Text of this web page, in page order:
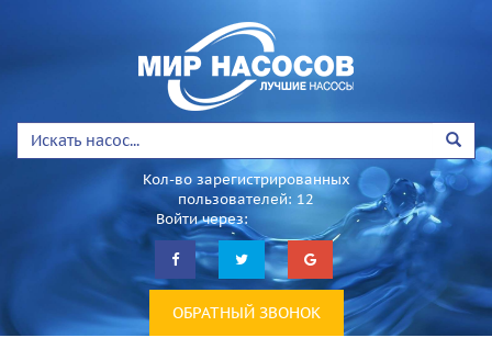
Кол-во зарегистрированных
пользователей: 12
Войти через:
ОБРАТНЫЙ ЗВОНОК